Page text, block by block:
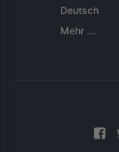
Deutsch
Mehr ...